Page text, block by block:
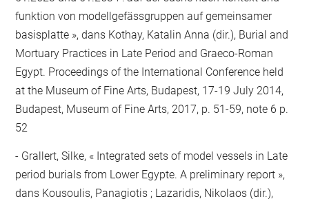
funktion von modellgefässgruppen auf gemeinsamer
basisplatte », dans Kothay, Katalin Anna (dir.), Burial and
Mortuary Practices in Late Period and Graeco-Roman
Egypt. Proceedings of the International Conference held
at the Museum of Fine Arts, Budapest, 17-19 July 2014,
Budapest, Museum of Fine Arts, 2017, p. 51-59, note 6 p.
52
Grallert, Silke, « Integrated sets of model vessels in Late
period burials from Lower Egypte. A preliminary report »,
dans Kousoulis, Panagiotis ; Lazaridis, Nikolaos (dir.),